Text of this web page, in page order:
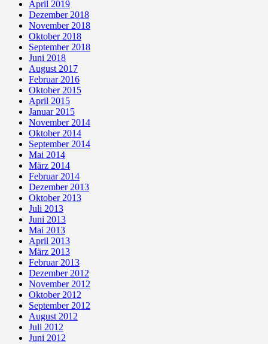
April 2019
Dezember 2018
November 2018
Oktober 2018
September 2018
Juni 2018
August 2017
Februar 2016
Oktober 2015
April 2015
Januar 2015
November 2014
Oktober 2014
September 2014
Mai 2014
März 2014
Februar 2014
Dezember 2013
Oktober 2013
Juli 2013
Juni 2013
Mai 2013
April 2013
März 2013
Februar 2013
Dezember 2012
November 2012
Oktober 2012
September 2012
August 2012
Juli 2012
Juni 2012